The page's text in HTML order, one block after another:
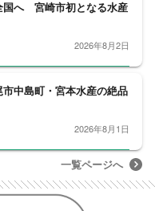
国へ 宮崎市初となる水産
2026年8月2日
中島町・宮本水産の絶品
2026年8月1日
一覧ページへ